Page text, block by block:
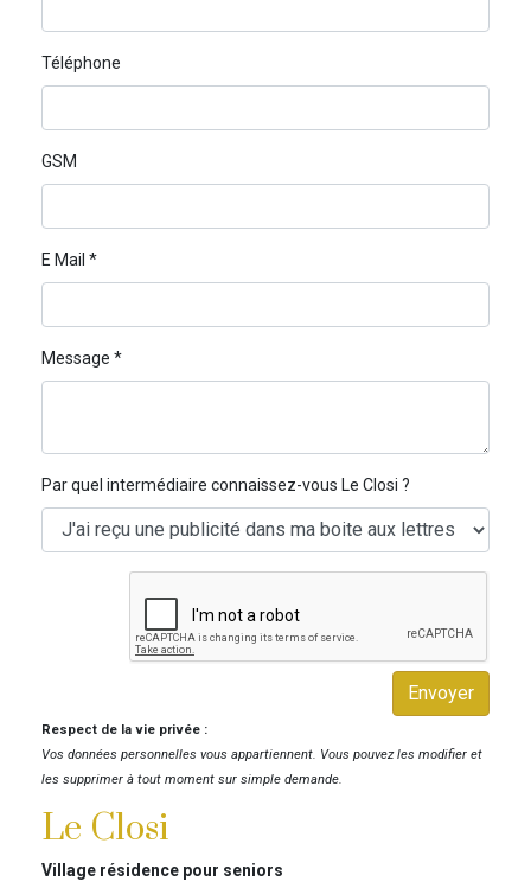
Téléphone
GSM
E Mail *
Message *
Par quel intermédiaire connaissez-vous Le Closi ?
Envoyer
Respect de la vie privée :
Vos données personnelles vous appartiennent. Vous pouvez les modifier et
les supprimer à tout moment sur simple demande.
Le Closi
Village résidence pour seniors